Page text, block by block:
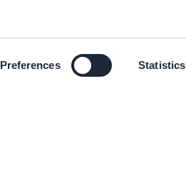
Preferences Statistics